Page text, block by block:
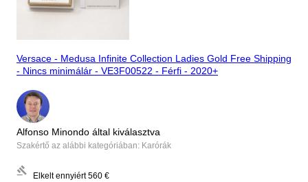
Versace - Medusa Infinite Collection Ladies Gold Free Shipping
- Nincs minimálár - VE3F00522 - Férfi - 2020+
Alfonso Minondo által kiválasztva
Szakértő az alábbi kategóriában: Karórák
Elkelt ennyiért 560 €